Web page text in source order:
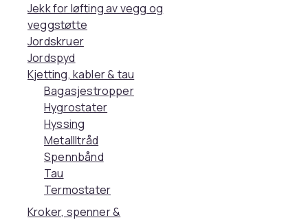
Jekk for løfting av vegg og
veggstøtte
Jordskruer
Jordspyd
Kjetting, kabler & tau
Bagasjestropper
Hygrostater
Hyssing
Metallltråd
Spennbånd
Tau
Termostater
Kroker, spenner &